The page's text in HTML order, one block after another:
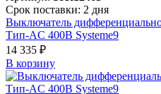
Срок поставки: 2 дня
Выключатель
Тип-AC 400В Systeme9
14 335 ₽
В корзинy